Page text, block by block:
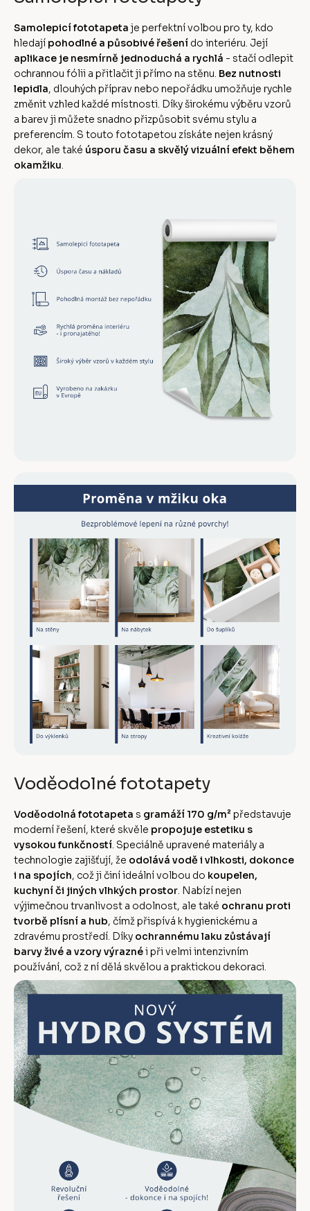
Samolepicí fototapeta je perfektní volbou pro ty, kdo
hledají pohodlné a působivé řešení do interiéru. Její
aplikace je nesmírně jednoduchá a rychlá - stačí odlepit
ochrannou fólii a přitlačit ji přímo na stěnu. Bez nutnosti
lepidla, dlouhých příprav nebo nepořádku umožňuje rychle
změnit vzhled každé místnosti. Díky širokému výběru vzorů
a barev ji můžete snadno přizpůsobit svému stylu a
preferencím. S touto fototapetou získáte nejen krásný
dekor, ale také úsporu času a skvělý vizuální efekt během
okamžiku.
Voděodolné fototapety
Voděodolná fototapeta s gramáží 170 g/m² představuje
moderní řešení, které skvěle propojuje estetiku s
vysokou funkčností. Speciálně upravené materiály a
technologie zajišťují, že odolává vodě i vlhkosti, dokonce
i na spojích, což ji činí ideální volbou do koupelen,
kuchyní či jiných vlhkých prostor. Nabízí nejen
výjimečnou trvanlivost a odolnost, ale také ochranu proti
tvorbě plísní a hub, čímž přispívá k hygienickému a
zdravému prostředí. Díky ochrannému laku zůstávají
barvy živé a vzory výraznéi při velmi intenzivním
používání, což z ní dělá skvělou a praktickou dekoraci.